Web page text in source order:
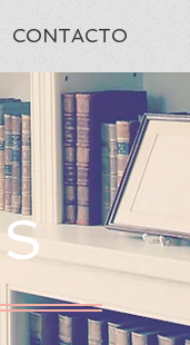
CONTACTO